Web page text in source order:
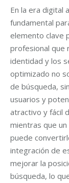
En la era digital
fundamental
elemento clave
profesional que
identidad y los
optimizado no
de búsqueda,
usuarios y
atractivo y fácil
mientras que
puede
integración de
mejorar la
búsqueda, lo